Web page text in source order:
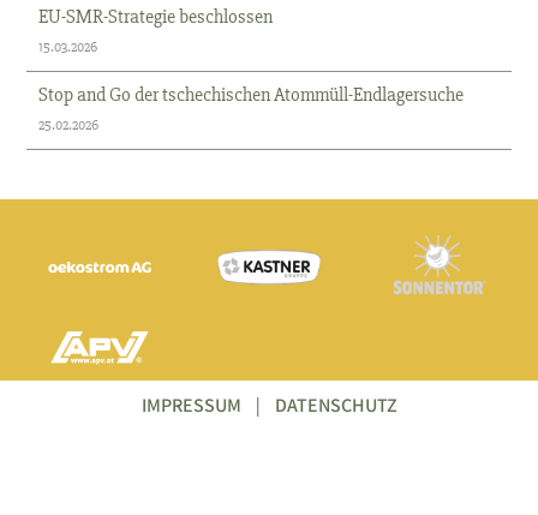
EU-SMR-Strategie beschlossen
15.03.2026
Stop and Go der tschechischen Atommüll-Endlagersuche
25.02.2026
IMPRESSUM | DATENSCHUTZ